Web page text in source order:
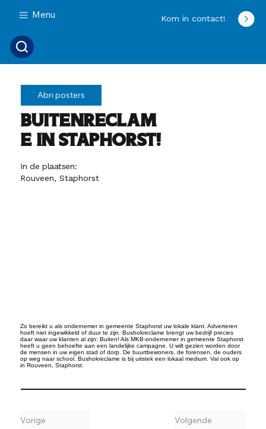
Menu Kom in contact!
Abri posters
Buitenreclam
e in Staphorst!
In de plaatsen:
Rouveen, Staphorst
Zo bereikt u als ondernemer in gemeente Staphorst uw lokale klant. Adverteren
hoeft niet ingewikkeld of duur te zijn. Bushokreclame brengt uw bedrijf precies
daar waar uw klanten al zijn: Buiten! Als MKB-ondernemer in gemeente Staphorst
heeft u geen behoefte aan een landelijke campagne. U wilt gezien worden door
de mensen in uw eigen stad of dorp. De buurtbewoners, de forensen, de ouders
op weg naar school. Bushokreclame is bij uitstek een lokaal medium. Val ook op
in Rouveen, Staphorst.
Vorige Volgende